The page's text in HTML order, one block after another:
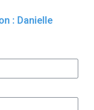
: Danielle